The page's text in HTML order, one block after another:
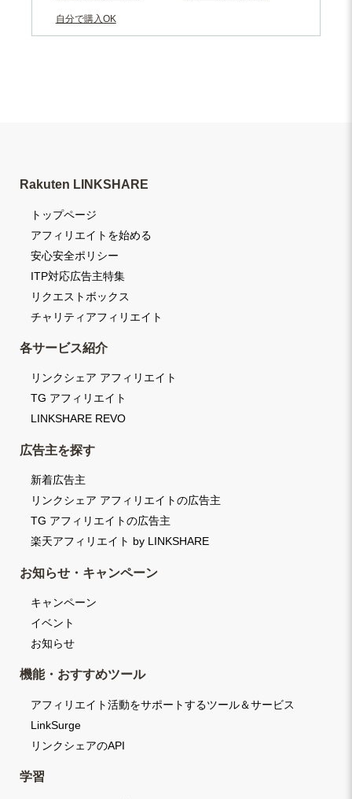
自分で購入OK
Rakuten LINKSHARE
トップページ
アフィリエイトを始める
安心安全ポリシー
ITP対応広告主特集
リクエストボックス
チャリティアフィリエイト
各サービス紹介
リンクシェア アフィリエイト
TG アフィリエイト
LINKSHARE REVO
広告主を探す
新着広告主
リンクシェア アフィリエイトの広告主
TG アフィリエイトの広告主
楽天アフィリエイト by LINKSHARE
お知らせ・キャンペーン
キャンペーン
イベント
お知らせ
機能・おすすめツール
アフィリエイト活動をサポートするツール＆サービス
LinkSurge
リンクシェアのAPI
学習